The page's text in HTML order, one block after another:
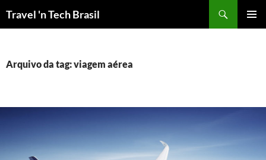
para
Travel 'n Tech Brasil
Arquivo da tag: viagem aérea